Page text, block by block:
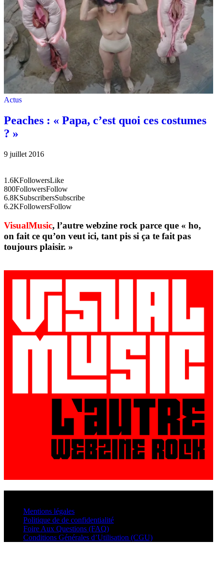
Actus
Peaches : « Papa, c’est quoi ces costumes
? »
9 juillet 2016
1.6KFollowersLike
800FollowersFollow
6.8KSubscribersSubscribe
6.2KFollowersFollow
VisualMusic, l’autre webzine rock parce que « ho,
on fait ce qu’on veut ici, tant pis si ça te fait pas
toujours plaisir. »
Mentions légales
Politique de de confidentialité
Foire Aux Questions (FAQ)
Conditions Générales d’Utilisation (CGU)